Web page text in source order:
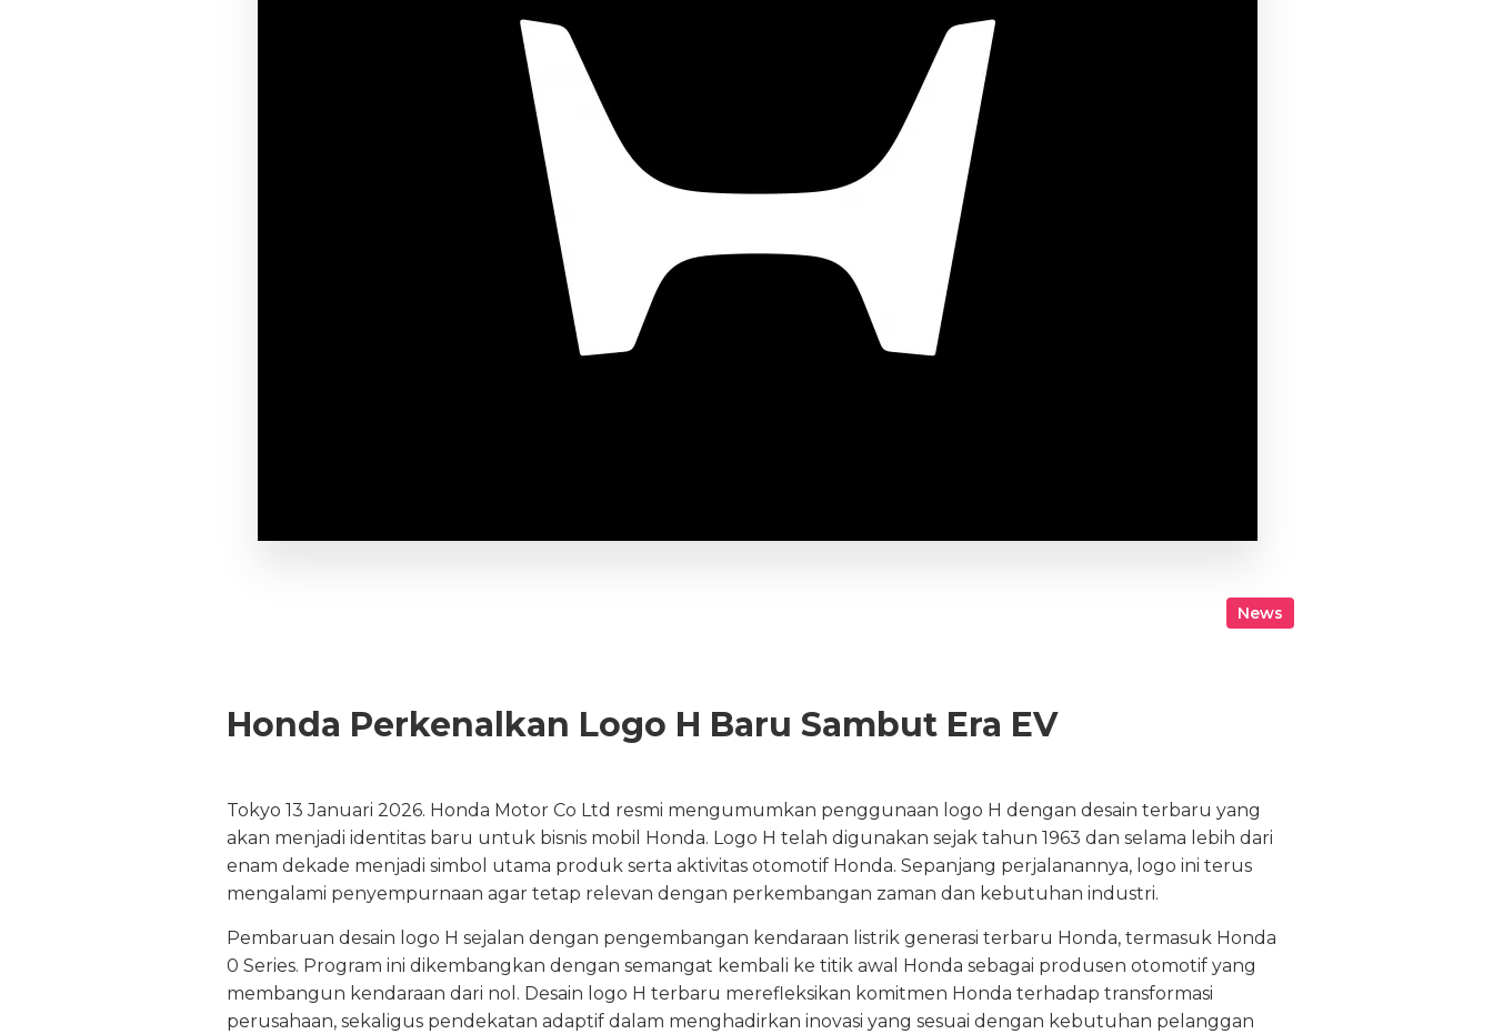
News
Honda Perkenalkan Logo H Baru Sambut Era EV
Tokyo 13 Januari 2026. Honda Motor Co Ltd resmi mengumumkan penggunaan logo H dengan desain terbaru yang
akan menjadi identitas baru untuk bisnis mobil Honda. Logo H telah digunakan sejak tahun 1963 dan selama lebih dari
enam dekade menjadi simbol utama produk serta aktivitas otomotif Honda. Sepanjang perjalanannya, logo ini terus
mengalami penyempurnaan agar tetap relevan dengan perkembangan zaman dan kebutuhan industri.
Pembaruan desain logo H sejalan dengan pengembangan kendaraan listrik generasi terbaru Honda, termasuk Honda
0 Series. Program ini dikembangkan dengan semangat kembali ke titik awal Honda sebagai produsen otomotif yang
membangun kendaraan dari nol. Desain logo H terbaru merefleksikan komitmen Honda terhadap transformasi
perusahaan, sekaligus pendekatan adaptif dalam menghadirkan inovasi yang sesuai dengan kebutuhan pelanggan